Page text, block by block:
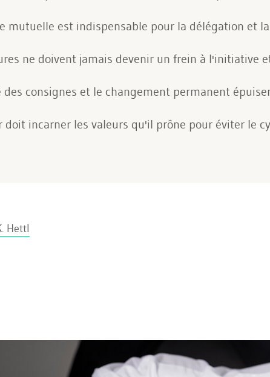
mutuelle est indispensable pour la délégation et
ne doivent jamais devenir un frein à l'initiative
consignes et le changement permanent
doit incarner les valeurs qu'il prône pour éviter le
Hettl